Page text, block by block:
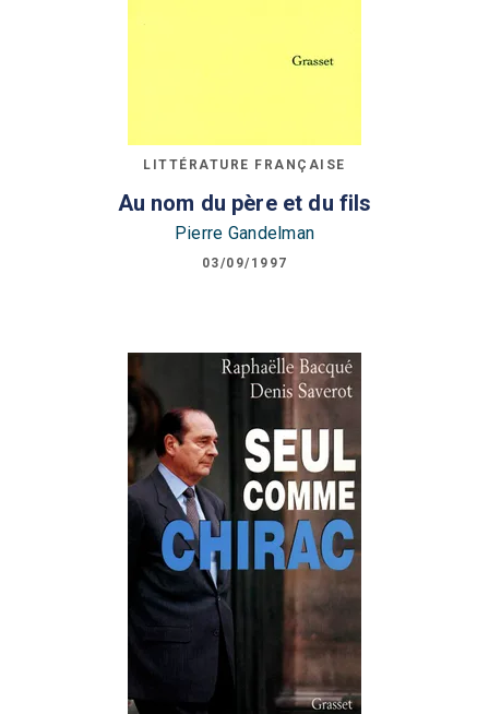
LITTÉRATURE FRANÇAISE
Au nom du père et du fils
Pierre Gandelman
03/09/1997